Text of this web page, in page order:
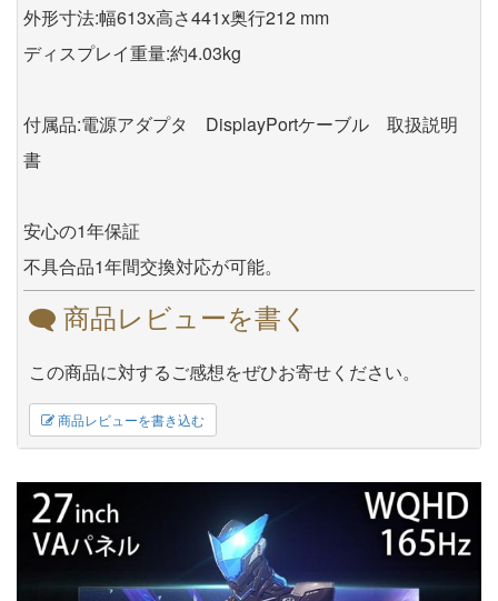
外形寸法:幅613x高さ441x奥行212 mm
ディスプレイ重量:約4.03kg
付属品:電源アダプタ DisplayPortケーブル 取扱説明
書
安心の1年保証
不具合品1年間交換対応が可能。
商品レビューを書く
この商品に対するご感想をぜひお寄せください。
商品レビューを書き込む